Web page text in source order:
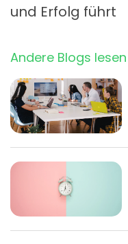
und Erfolg führt
Andere Blogs lesen